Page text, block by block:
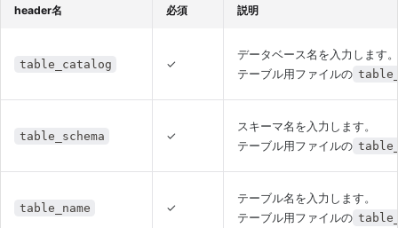
header名 必須 説明
table_catalog ✓
データベース名を入力します。
テーブル用ファイルの
table_schema ✓
スキーマ名を入力します。
テーブル用ファイルの
table_name ✓
テーブル名を入力します。
テーブル用ファイルの